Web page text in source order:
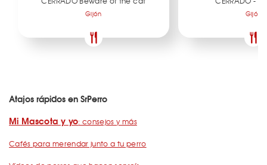
Gijón Gijón
Atajos rápidos en SrPerro
Mi Mascota y yo: consejos y más
Cafés para merendar junto a tu perro